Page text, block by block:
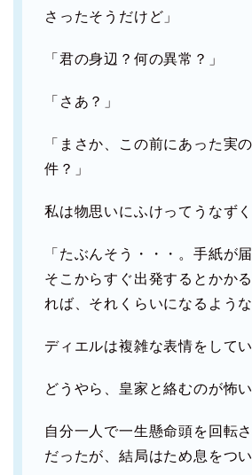
さったそうだけど」
「君の身辺？何の異常？」
「さあ？」
「まさか、この前にあった実
件？」
私は物思いにふけってうなずく
「たぶんそう・・・。手紙が
そこからすぐ出発するとかか
れば、それくらいになるよう
ディエルは複雑な表情をしてい
どうやら、皇家と絡むのが怖い
自分一人で一生懸命頭を回転
だったが、結局はため息をつい